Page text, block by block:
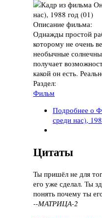
Описание фильма:
Однажды простой
которому не очень
необычные
получает
какой он есть.
Раздел:
Фильм
Подробнее о
среди нас),
Цитаты
Ты пришёл не для
его уже сделал. Ты
понять почему ты
--МАТРИЦА-2